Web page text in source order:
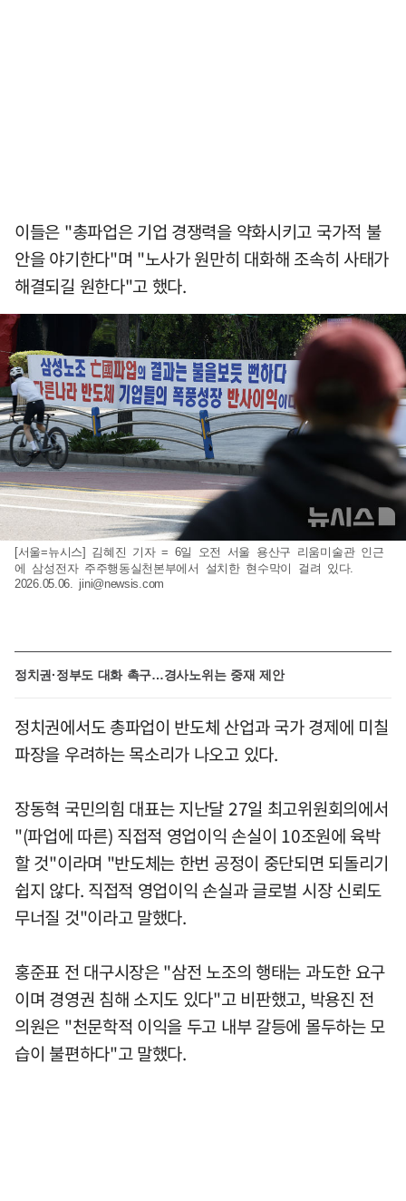
이들은 "총파업은 기업 경쟁력을 약화시키고 국가적 불
안을 야기한다"며 "노사가 원만히 대화해 조속히 사태가
해결되길 원한다"고 했다.
[서울=뉴시스] 김혜진 기자 = 6일 오전 서울 용산구 리움미술관 인근
에 삼성전자 주주행동실천본부에서 설치한 현수막이 걸려 있다.
2026.05.06. jini@newsis.com
정치권·정부도 대화 촉구…경사노위는 중재 제안
정치권에서도 총파업이 반도체 산업과 국가 경제에 미칠
파장을 우려하는 목소리가 나오고 있다.
장동혁 국민의힘 대표는 지난달 27일 최고위원회의에서
"(파업에 따른) 직접적 영업이익 손실이 10조원에 육박
할 것"이라며 "반도체는 한번 공정이 중단되면 되돌리기
쉽지 않다. 직접적 영업이익 손실과 글로벌 시장 신뢰도
무너질 것"이라고 말했다.
홍준표 전 대구시장은 "삼전 노조의 행태는 과도한 요구
이며 경영권 침해 소지도 있다"고 비판했고, 박용진 전
의원은 "천문학적 이익을 두고 내부 갈등에 몰두하는 모
습이 불편하다"고 말했다.